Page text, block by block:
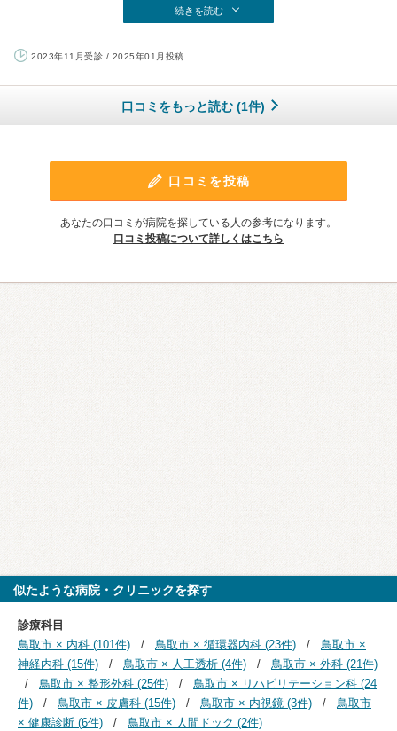
続きを読む
2023年11月受診 / 2025年01月投稿
口コミをもっと読む (1件)
口コミを投稿
あなたの口コミが病院を探している人の参考になります。
口コミ投稿について詳しくはこちら
似たような病院・クリニックを探す
診療科目
鳥取市 × 内科 (101件)
鳥取市 × 循環器内科 (23件)
鳥取市 ×
神経内科 (15件)
鳥取市 × 人工透析 (4件)
鳥取市 × 外科 (21件)
鳥取市 × 整形外科 (25件)
鳥取市 × リハビリテーション科 (24
件)
鳥取市 × 皮膚科 (15件) 鳥取市 × 内視鏡 (3件)
鳥取市
× 健康診断 (6件)
鳥取市 × 人間ドック (2件)